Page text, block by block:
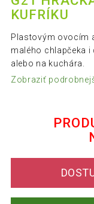
KUFRÍKU
Plastovým ovocím
malého chlapčeka i
alebo na kuchára.
Zobraziť